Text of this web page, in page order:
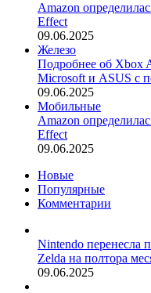
Amazon
Effect
09.06.2025
Железо
Подробнее об Xbox
Microsoft и ASUS с
09.06.2025
Мобильные
Amazon
Effect
09.06.2025
Новые
Популярные
Комментарии
Nintendo перенесла
Zelda на полтора
09.06.2025